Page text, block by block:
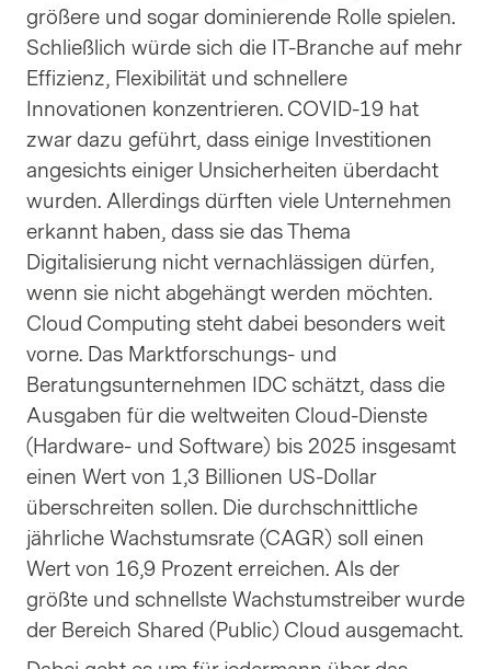
größere und sogar dominierende Rolle spielen.
Schließlich würde sich die IT-Branche auf mehr
Effizienz, Flexibilität und schnellere
Innovationen konzentrieren. COVID-19 hat
zwar dazu geführt, dass einige Investitionen
angesichts einiger Unsicherheiten überdacht
wurden. Allerdings dürften viele Unternehmen
erkannt haben, dass sie das Thema
Digitalisierung nicht vernachlässigen dürfen,
wenn sie nicht abgehängt werden möchten.
Cloud Computing steht dabei besonders weit
vorne. Das Marktforschungs- und
Beratungsunternehmen IDC schätzt, dass die
Ausgaben für die weltweiten Cloud-Dienste
(Hardware- und Software) bis 2025 insgesamt
einen Wert von 1,3 Billionen US-Dollar
überschreiten sollen. Die durchschnittliche
jährliche Wachstumsrate (CAGR) soll einen
Wert von 16,9 Prozent erreichen. Als der
größte und schnellste Wachstumstreiber wurde
der Bereich Shared (Public) Cloud ausgemacht.